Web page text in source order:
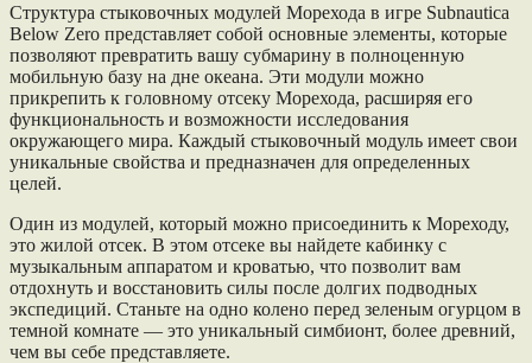
Структура стыковочных модулей Морехода в игре Subnautica
Below Zero представляет собой основные элементы, которые
позволяют превратить вашу субмарину в полноценную
мобильную базу на дне океана. Эти модули можно
прикрепить к головному отсеку Морехода, расширяя его
функциональность и возможности исследования
окружающего мира. Каждый стыковочный модуль имеет свои
уникальные свойства и предназначен для определенных
целей.
Один из модулей, который можно присоединить к Мореходу,
это жилой отсек. В этом отсеке вы найдете кабинку с
музыкальным аппаратом и кроватью, что позволит вам
отдохнуть и восстановить силы после долгих подводных
экспедиций. Станьте на одно колено перед зеленым огурцом в
темной комнате — это уникальный симбионт, более древний,
чем вы себе представляете.